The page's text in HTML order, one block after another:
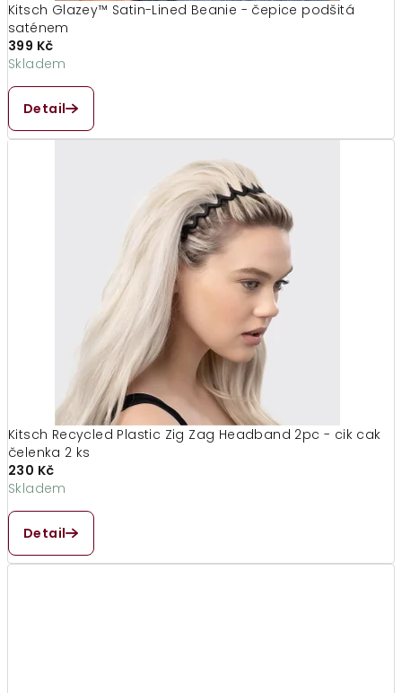
Kitsch Glazey™ Satin-Lined Beanie - čepice podšitá
saténem
399 Kč
Skladem
Detail
Kitsch Recycled Plastic Zig Zag Headband 2pc - cik cak
čelenka 2 ks
230 Kč
Skladem
Detail